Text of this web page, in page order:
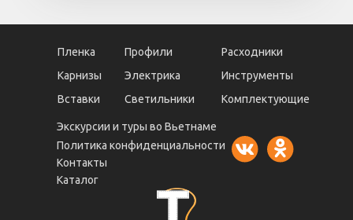
Пленка Профили
Вставки Комплектующие
Светильники
Карнизы Электрика Инструменты
Политика конфиденциальности
Экскурсии и туры во Вьетнаме
Каталог
Контакты
Расходники